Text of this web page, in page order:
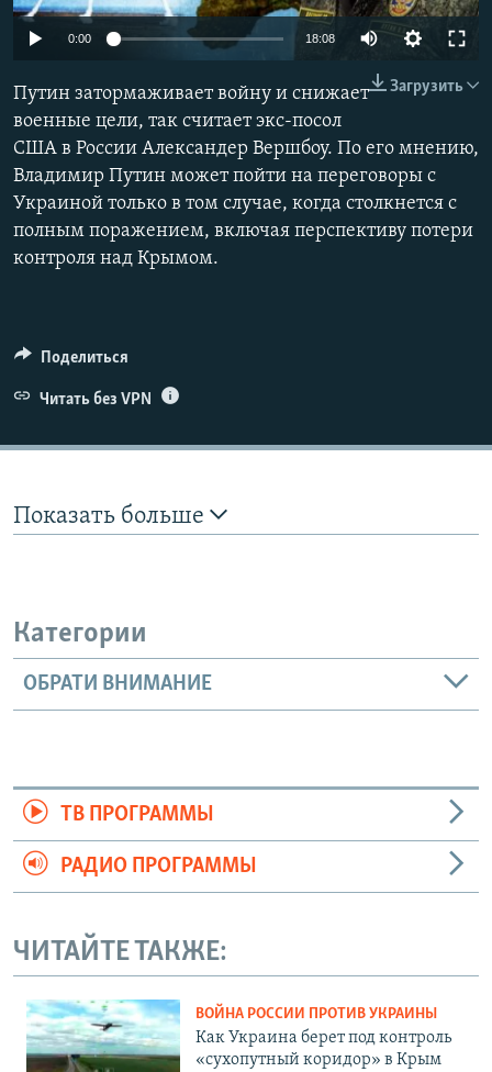
ПОБЕДИТЕЛЕЙ НЕ СУДЯТ?
ELIFBE
УКРАИНСКАЯ ПРОБЛЕМА КРЫМА
ПРИСОЕДИНЯЙТЕСЬ!
Все сайты RFE/RL 240p 360p
1080p
0:00 18:08 Auto
240p
480p
720p
1080p
Загрузить
Путин затормаживает войну и снижает
военные цели, так считает экс-посол
США в России Александер Вершбоу. По его мнению,
Владимир Путин может пойти на переговоры с
Украиной только в том случае, когда столкнется с
полным поражением, включая перспективу потери
контроля над Крымом.
Поделиться
Читать без VPN
Показать больше
Категории
ОБРАТИ ВНИМАНИЕ
ТВ ПРОГРАММЫ
РАДИО ПРОГРАММЫ
ЧИТАЙТЕ ТАКЖЕ:
ВОЙНА РОССИИ ПРОТИВ УКРАИНЫ
Как Украина берет под контроль
«сухопутный коридор» в Крым